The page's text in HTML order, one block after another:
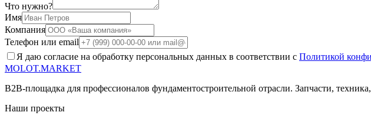
Что нужно?
Имя
Компания
Телефон или email
Я даю согласие на обработку персональных данных в соответствии с Политикой
MOLOT.MARKET
B2B-площадка для профессионалов фундаментостроительной отрасли. Запчасти,
Наши проекты